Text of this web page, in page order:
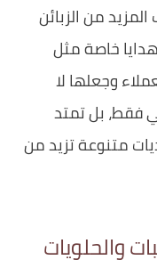
من الزبائن
خاصة مثل
وجعلها لا
فقط، بل تمتد
متنوعة تزيد من
والحلويات